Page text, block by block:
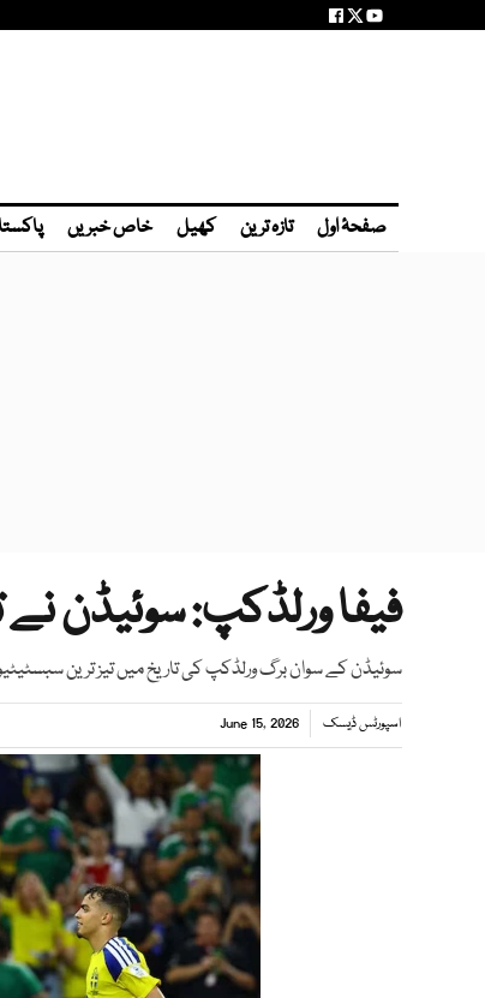
صفحۂ اول تازہ ترین کھیل خاص خبریں
فیفا ورلڈکپ: سوئیڈن نے تیونس کو 1-
سوئیڈن کے سوان برگ ورلڈکپ کی تاریخ میں تیز ترین
اسپورٹس ڈیسک June 15, 2026